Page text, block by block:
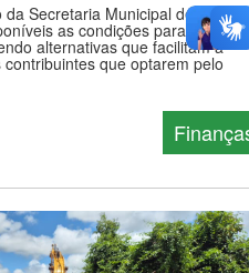
Secretaria Municipal de
as condições para o
alternativas que facilitam a
que optarem pelo